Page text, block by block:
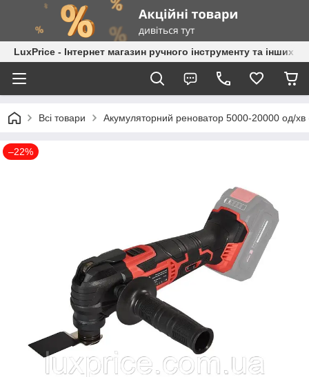
LuxPrice - Інтернет магазин ручного інструменту та інших
Всі товари Акумуляторний реноватор 5000-20000 од/
–22%